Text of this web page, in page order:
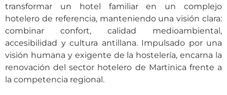
transformar un hotel familiar en un complejo
hotelero de referencia, manteniendo una visión clara:
combinar confort, calidad medioambiental,
accesibilidad y cultura antillana. Impulsado por una
visión humana y exigente de la hostelería, encarna la
renovación del sector hotelero de Martinica frente a
la competencia regional.